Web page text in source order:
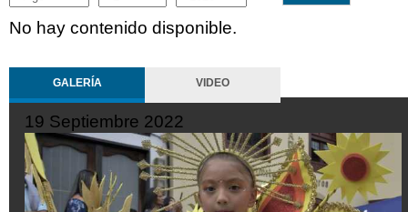
No hay contenido disponible.
GALERÍA VIDEO
19 Septiembre 2022